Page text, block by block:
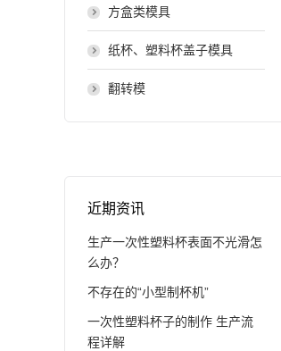
方盒类模具
纸杯、塑料杯盖子模具
翻转模
近期资讯
生产一次性塑料杯表面不光滑怎
么办？
不存在的“小型制杯机”
一次性塑料杯子的制作 生产流
程详解